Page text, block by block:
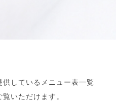
しているメニュー表一覧
いただけます。